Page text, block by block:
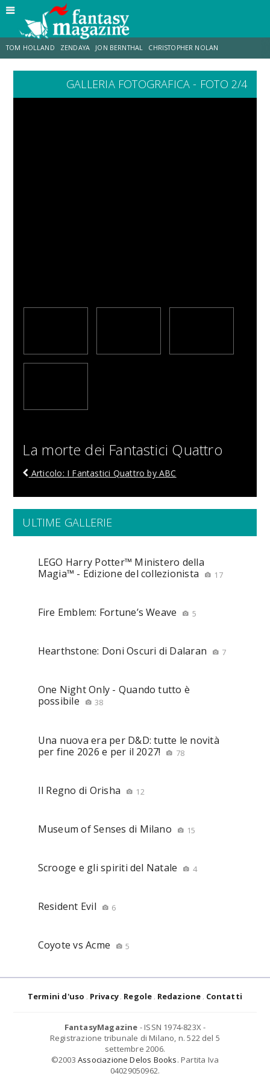
TOM HOLLAND ZENDAYA JON BERNTHAL CHRISTOPHER NOLAN
LUCCA COMICS & GAMES ODISSEA CHRIS MCKENNA
GALLERIA FOTOGRAFICA - FOTO 2/4
La morte dei Fantastici Quattro
Articolo: I Fantastici Quattro by ABC
ULTIME GALLERIE
LEGO Harry Potter™ Ministero della
Magia™ - Edizione del collezionista
17
Fire Emblem: Fortune’s Weave 5
Hearthstone: Doni Oscuri di Dalaran 7
One Night Only - Quando tutto è
possibile
38
Una nuova era per D&D: tutte le novità
per fine 2026 e per il 2027!
78
Il Regno di Orisha 12
Museum of Senses di Milano 15
Scrooge e gli spiriti del Natale 4
Resident Evil 6
Coyote vs Acme 5
Termini d'uso Privacy Regole Redazione Contatti
FantasyMagazine - ISSN 1974-823X -
Registrazione tribunale di Milano, n. 522 del 5
settembre 2006.
©2003 Associazione Delos Books. Partita Iva
04029050962.